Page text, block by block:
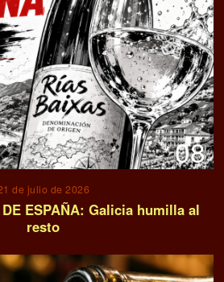
08
de julio de 2026
DE ESPAÑA: Galicia humilla al
resto